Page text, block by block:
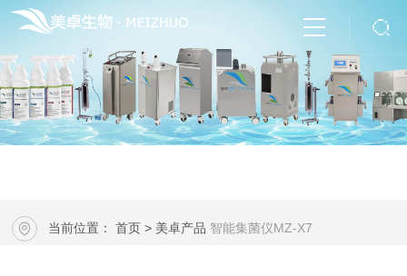
当前位置：首页 > 美卓产品 智能集菌仪MZ-X7